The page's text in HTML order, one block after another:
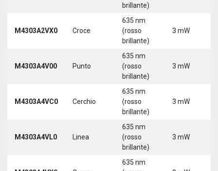
brillante)
M4303A2VX0 Croce
635 nm
(rosso
brillante)
3 mW
M4303A4V00 Punto
635 nm
(rosso
brillante)
3 mW
M4303A4VC0 Cerchio
635 nm
(rosso
brillante)
3 mW
M4303A4VL0 Linea
635 nm
(rosso
brillante)
3 mW
635 nm